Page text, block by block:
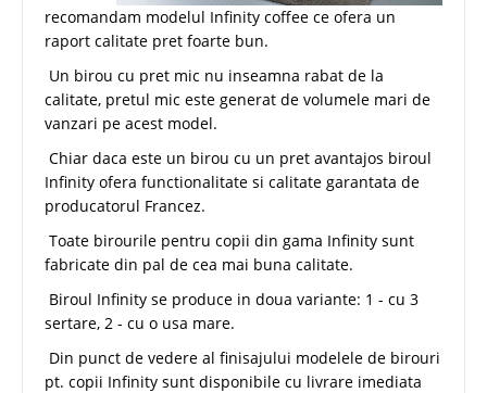
recomandam modelul Infinity coffee ce ofera un
raport calitate pret foarte bun.
Un birou cu pret mic nu inseamna rabat de la
calitate, pretul mic este generat de volumele mari de
vanzari pe acest model.
Chiar daca este un birou cu un pret avantajos biroul
Infinity ofera functionalitate si calitate garantata de
producatorul Francez.
Toate birourile pentru copii din gama Infinity sunt
fabricate din pal de cea mai buna calitate.
Biroul Infinity se produce in doua variante: 1 - cu 3
sertare, 2 - cu o usa mare.
Din punct de vedere al finisajului modelele de birouri
pt. copii Infinity sunt disponibile cu livrare imediata